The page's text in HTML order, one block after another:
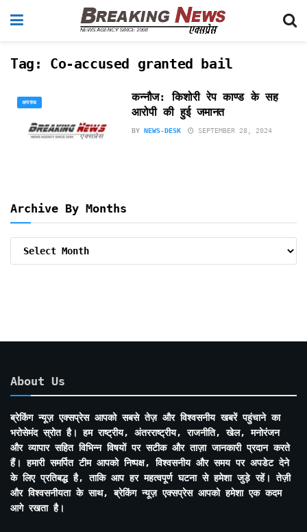
Tag: Co-accused granted bail
अपराध
कन्नौज: किशोरी रेप काण्ड के सह
आरोपी की हुई जमानत
BY NEWS-DESK SEPTEMBER 28, 2024
Archive By Months
About Us
ब्रेकिंग न्यूज़ एक्सप्रेस आपको सबसे तेज़ और विश्वसनीय खबरें पहुंचाने का
भरोसेमंद स्रोत है। हम राष्ट्रीय, अंतरराष्ट्रीय, राजनीति, खेल, मनोरंजन
और व्यापार सहित विभिन्न विषयों पर सटीक और ताज़ा जानकारी प्रदान करते
हैं। हमारी समर्पित टीम आपको निष्पक्ष, विश्वसनीय और समय पर अपडेट देने
के लिए प्रतिबद्ध है, ताकि आप हर महत्वपूर्ण घटना से हमेशा जुड़े रहें। तेज़ी
और विश्वसनीयता के साथ, ब्रेकिंग न्यूज़ एक्सप्रेस आपको हमेशा एक कदम
आगे रखता है।